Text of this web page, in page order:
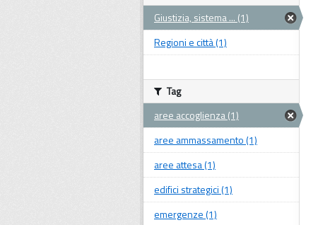
Giustizia, sistema ... (1)
Regioni e città (1)
Tag
aree accoglienza (1)
aree ammassamento (1)
aree attesa (1)
edifici strategici (1)
emergenze (1)